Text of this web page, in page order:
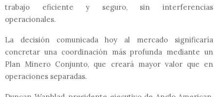
trabajo eficiente y seguro, sin interferencias
operacionales.
La decisión comunicada hoy al mercado significaría
concretar una coordinación más profunda mediante un
Plan Minero Conjunto, que creará mayor valor que en
operaciones separadas.